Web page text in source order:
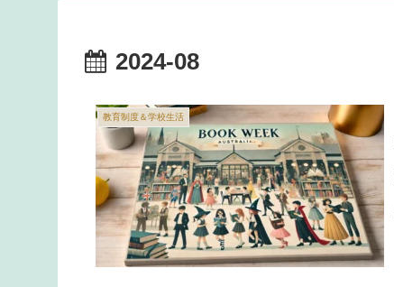
2024-08
教育制度＆学校生活